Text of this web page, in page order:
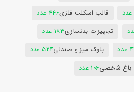
قالب اسکلت فلزی446 عدد
تجهیزات بدنسازی183 عدد
بلوک میز و صندلی524 عدد
باغ شخصی106 عدد